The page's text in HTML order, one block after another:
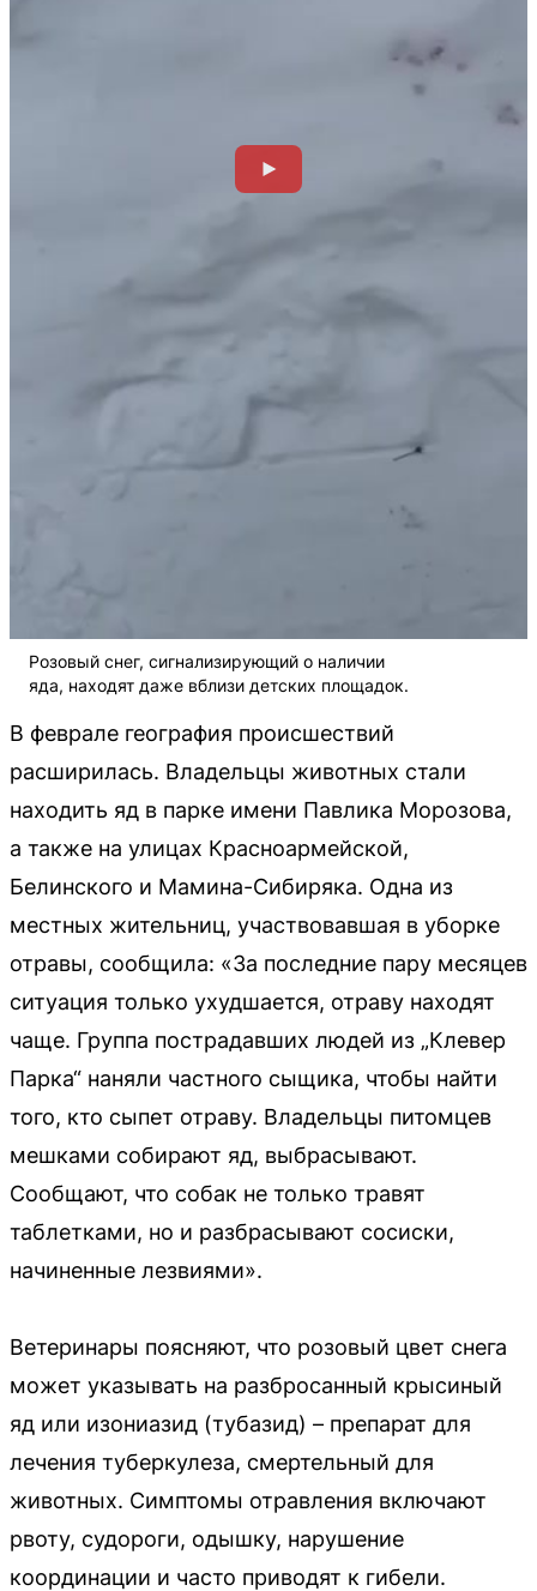
Розовый снег, сигнализирующий о наличии
яда, находят даже вблизи детских площадок.
В феврале география происшествий
расширилась. Владельцы животных стали
находить яд в парке имени Павлика Морозова,
а также на улицах Красноармейской,
Белинского и Мамина-Сибиряка. Одна из
местных жительниц, участвовавшая в уборке
отравы, сообщила: «За последние пару месяцев
ситуация только ухудшается, отраву находят
чаще. Группа пострадавших людей из „Клевер
Парка“ наняли частного сыщика, чтобы найти
того, кто сыпет отраву. Владельцы питомцев
мешками собирают яд, выбрасывают.
Сообщают, что собак не только травят
таблетками, но и разбрасывают сосиски,
начиненные лезвиями».
Ветеринары поясняют, что розовый цвет снега
может указывать на разбросанный крысиный
яд или изониазид (тубазид) – препарат для
лечения туберкулеза, смертельный для
животных. Симптомы отравления включают
рвоту, судороги, одышку, нарушение
координации и часто приводят к гибели.